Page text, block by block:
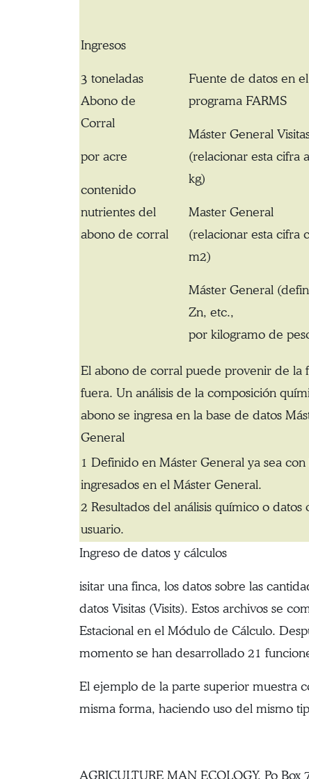
Ingresos
3 toneladas
Abono de
Corral
por acre
contenido
nutrientes del
abono de corral
Fuente de datos en el
programa FARMS
Máster General
(relacionar esta cifra
kg)
Master General
(relacionar esta cifra
m2)
Máster General
Zn, etc.,
por kilogramo de
El abono de corral puede provenir de la
fuera. Un análisis de la composición
abono se ingresa en la base de datos
General
1 Definido en Máster General ya sea
ingresados en el Máster General.
2 Resultados del análisis químico o
usuario.
Ingreso de datos y cálculos
isitar una finca, los datos sobre las
datos Visitas (Visits). Estos archivos se
Estacional en el Módulo de Cálculo.
momento se han desarrollado 21
El ejemplo de la parte superior muestra
misma forma, haciendo uso del mismo
AGRICULTURE MAN ECOLOGY, Po Box